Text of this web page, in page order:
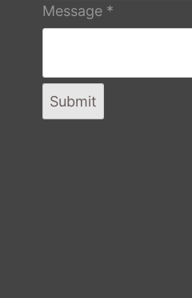
Message *
Submit